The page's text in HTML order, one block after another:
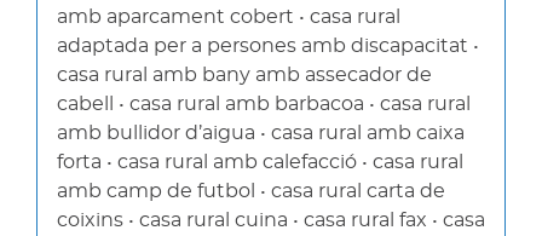
amb aparcament cobert • casa rural
adaptada per a persones amb discapacitat •
casa rural amb bany amb assecador de
cabell • casa rural amb barbacoa • casa rural
amb bullidor d’aigua • casa rural amb caixa
forta • casa rural amb calefacció • casa rural
amb camp de futbol • casa rural carta de
coixins • casa rural cuina • casa rural fax • casa